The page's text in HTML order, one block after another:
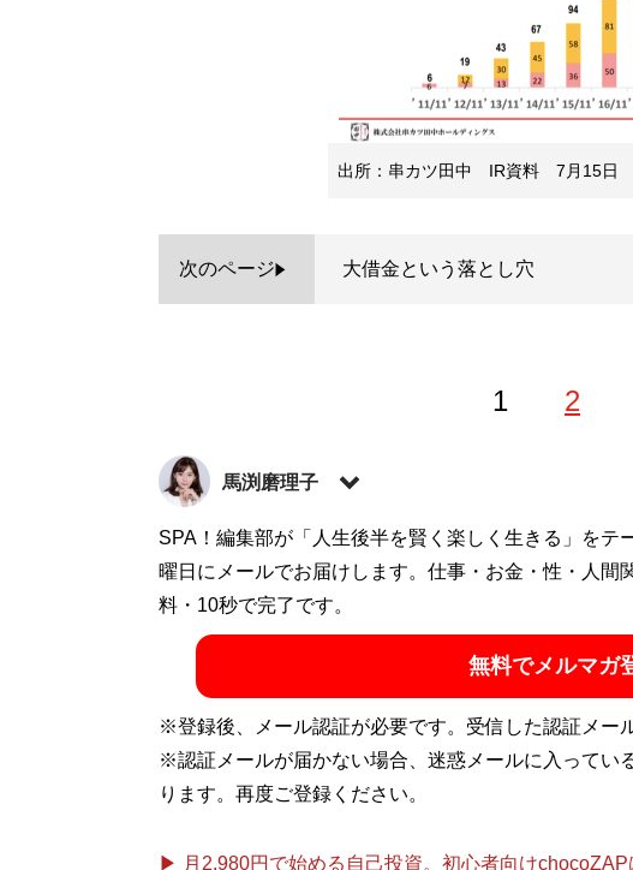
出所：串カツ田中 IR資料 7月15日
次のページ 大借金という落とし穴
1 2
馬渕磨理子
経済アナリスト／一般社団法人 日本金融経済研究所
して日本株の個別銘柄を各メディアで執筆。また、
ベンチャー業界のアナリスト業務を担う。著書『5万
Twitter@marikomabuchi
SPA！編集部が「人生後半を賢く楽しく生きる」を
曜日にメールでお届けします。仕事・お金・性・人
料・10秒で完了です。
無料でメルマ
※登録後、メール認証が必要です。受信した認証メー
※認証メールが届かない場合、迷惑メールに入ってい
ります。再度ご登録ください。
▶ 月2,980円で始める自己投資。初心者向けchocoZAP